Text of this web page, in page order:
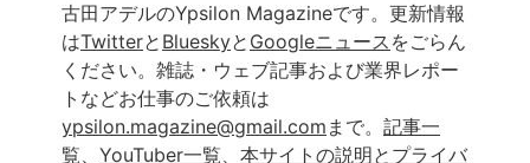
古田アデルのYpsilon Magazineです。更新情報
はTwitterと Blueskyと Googleニュース をごらん
ください。雑誌・ウェブ記事および業界レポー
トなどお仕事のご依頼は
ypsilon.magazine@gmail.com まで。 記事一
覧、 YouTuber一覧、 本サイトの説明とプライバ